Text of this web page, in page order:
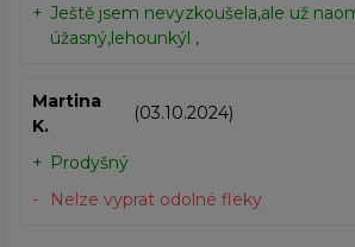
Ještě jsem nevyzkoušela,ale už
úžasný,lehounkýl ,
Martina
K.
(03.10.2024)
Prodyšný
Nelze vyprat odolné fleky